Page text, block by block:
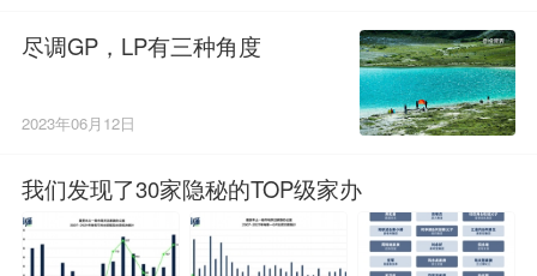
尽调GP，LP有三种角度
2023年06月12日
我们发现了30家隐秘的TOP级家办